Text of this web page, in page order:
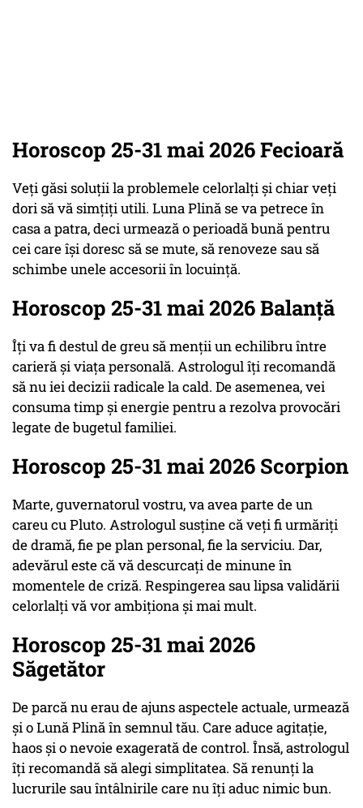
Horoscop 25-31 mai 2026 Fecioară
Veți găsi soluții la problemele celorlalți și chiar veți
dori să vă simțiți utili. Luna Plină se va petrece în
casa a patra, deci urmează o perioadă bună pentru
cei care își doresc să se mute, să renoveze sau să
schimbe unele accesorii în locuință.
Horoscop 25-31 mai 2026 Balanță
Îți va fi destul de greu să menții un echilibru între
carieră și viața personală. Astrologul îți recomandă
să nu iei decizii radicale la cald. De asemenea, vei
consuma timp și energie pentru a rezolva provocări
legate de bugetul familiei.
Horoscop 25-31 mai 2026 Scorpion
Marte, guvernatorul vostru, va avea parte de un
careu cu Pluto. Astrologul susține că veți fi urmăriți
de dramă, fie pe plan personal, fie la serviciu. Dar,
adevărul este că vă descurcați de minune în
momentele de criză. Respingerea sau lipsa validării
celorlalți vă vor ambiționa și mai mult.
Horoscop 25-31 mai 2026
Săgetător
De parcă nu erau de ajuns aspectele actuale, urmează
și o Lună Plină în semnul tău. Care aduce agitație,
haos și o nevoie exagerată de control. Însă, astrologul
îți recomandă să alegi simplitatea. Să renunți la
lucrurile sau întâlnirile care nu îți aduc nimic bun.